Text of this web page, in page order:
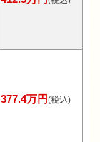
377.4万円(税込)